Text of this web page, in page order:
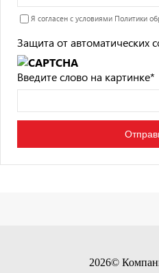
Я согласен с условиями Политики
Защита от автоматических
Введите слово на картинке*
2026©